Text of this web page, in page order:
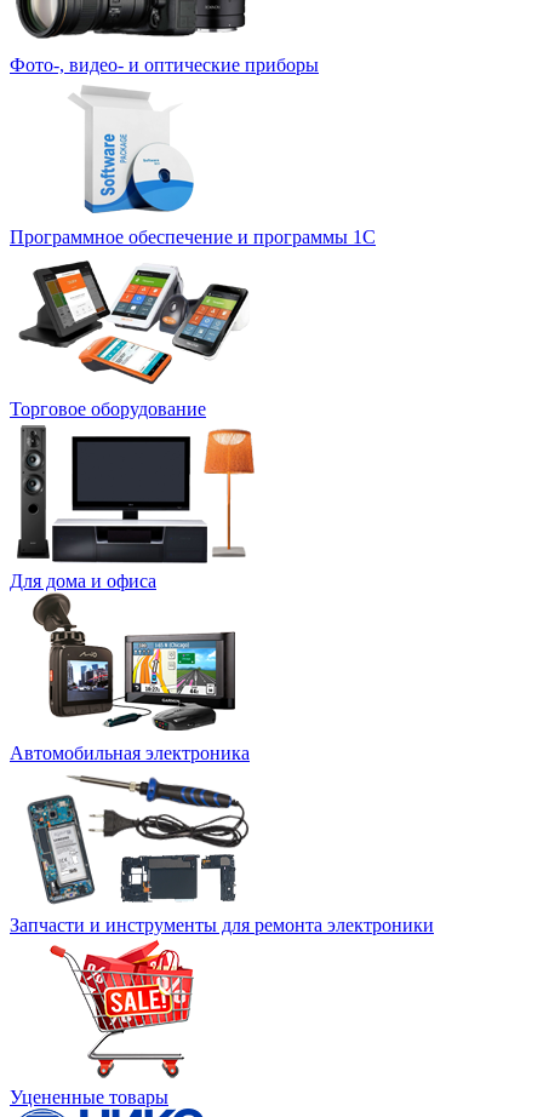
Фото-, видео- и оптические приборы
Программное обеспечение и программы 1С
Торговое оборудование
Для дома и офиса
Автомобильная электроника
Запчасти и инструменты для ремонта электроники
Уцененные товары